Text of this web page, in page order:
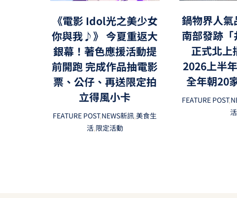
《電影 Idol光之美少女
你與我♪》 今夏重返大
銀幕！著色應援活動提
前開跑 完成作品抽電影
票、公仔、再送限定拍
立得風小卡
FEATURE POST,NEWS新訊,美食生
活,限定活動
鍋物界人氣
南部發跡「
正式北上
2026上半
全年朝20
FEATURE POST,
活